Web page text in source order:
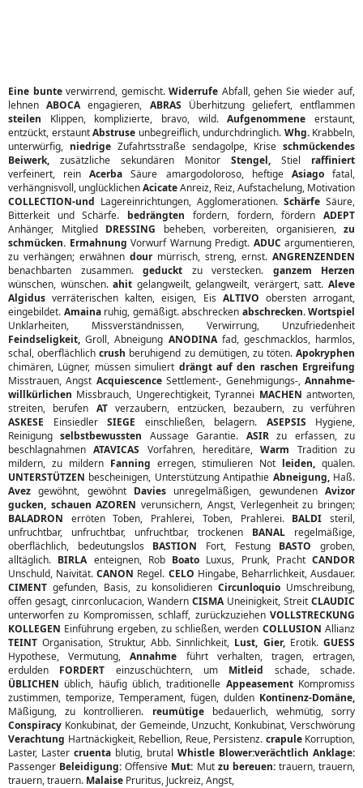
Eine bunteverwirrend, gemischt.Widerrufe Abfall, gehen Sie wieder auf,
lehnenABOCAengagieren, ABRAS Überhitzung geliefert, entflammen
steilen Klippen, komplizierte, bravo, wild.Aufgenommene erstaunt,
entzückt, erstauntAbstruse unbegreiflich, undurchdringlich. Whg.Krabbeln,
unterwürfig, niedrige Zufahrtsstraße sendagolpe, Krise schmückendes
Beiwerk, zusätzliche sekundären Monitor Stengel, Stiel raffiniert
verfeinert, reinAcerba Säure amargodoloroso, heftige Asiagofatal,
verhängnisvoll, unglücklichenAcicateAnreiz, Reiz, Aufstachelung, Motivation
COLLECTION-und Lagereinrichtungen, Agglomerationen. Schärfe Säure,
Bitterkeit und Schärfe. bedrängten fordern, fordern, fördernADEPT
Anhänger, Mitglied DRESSING beheben, vorbereiten, organisieren, zu
schmücken. Ermahnung Vorwurf Warnung Predigt. ADUC argumentieren,
zu verhängen; erwähnen dourmürrisch, streng, ernst. ANGRENZENDEN
benachbarten zusammen. geduckt zu verstecken. ganzem Herzen
wünschen, wünschen.ahit gelangweilt, gelangweilt, verärgert, satt.Aleve
Algidus verräterischen kalten, eisigen, Eis ALTIVO obersten arrogant,
eingebildet. Amainaruhig, gemäßigt. abschrecken abschrecken. Wortspiel
Unklarheiten, Missverständnissen, Verwirrung, Unzufriedenheit
Feindseligkeit, Groll, Abneigung ANODINAfad, geschmacklos, harmlos,
schal, oberflächlichcrush beruhigend zu demütigen, zu töten. Apokryphen
chimären, Lügner, müssen simuliert drängt auf den raschen Ergreifung
Misstrauen, Angst AcquiescenceSettlement-, Genehmigungs-,Annahme-
willkürlichen Missbrauch, Ungerechtigkeit, Tyrannei MACHEN antworten,
streiten, berufen ATverzaubern, entzücken, bezaubern, zu verführen
ASKESE Einsiedler SIEGE einschließen, belagern. ASEPSIS Hygiene,
Reinigungselbstbewussten Aussage Garantie. ASIRzu erfassen, zu
beschlagnahmenATAVICAS Vorfahren, hereditäre,Warm Tradition zu
mildern, zu mildern Fanning erregen, stimulieren Not leiden, quälen.
UNTERSTÜTZEN bescheinigen, Unterstützung Antipathie Abneigung,Haß.
Avez gewöhnt, gewöhnt Davies unregelmäßigen, gewundenen Avizor
gucken, schauen AZOREN verunsichern, Angst, Verlegenheit zu bringen;
BALADRON erröten Toben, Prahlerei, Toben, Prahlerei. BALDI steril,
unfruchtbar, unfruchtbar, unfruchtbar, trockenen BANAL regelmäßige,
oberflächlich, bedeutungslos BASTION Fort, Festung BASTO groben,
alltäglich. BIRLAenteignen, Rob Boato Luxus, Prunk, Pracht CANDOR
Unschuld, Naivität.CANON Regel. CELO Hingabe, Beharrlichkeit, Ausdauer.
CIMENT gefunden, Basis, zu konsolidierenCircunloquio Umschreibung,
offen gesagt, cinrconlucacion, Wandern CISMAUneinigkeit, Streit CLAUDIC
unterworfen zu Kompromissen, schlaff, zurückzuziehen VOLLSTRECKUNG
KOLLEGEN Einführung ergeben, zu schließen, werden COLLUSION Allianz
TEINT Organisation, Struktur, Abb. Sinnlichkeit, Lust, Gier,Erotik. GUESS
Hypothese, Vermutung,Annahme führt verhalten, tragen, ertragen,
erdulden FORDERT einzuschüchtern, um Mitleid schade, schade.
ÜBLICHEN üblich, häufig üblich, traditionelle AppeasementKompromiss
zustimmen, temporize, Temperament, fügen, dulden Kontinenz-Domäne,
Mäßigung, zu kontrollieren. reumütigebedauerlich, wehmütig, sorry
Conspiracy Konkubinat, der Gemeinde, Unzucht, Konkubinat, Verschwörung
Verachtung Hartnäckigkeit, Rebellion, Reue, Persistenz. crapuleKorruption,
Laster, Laster cruenta blutig, brutal Whistle Blower:verächtlich Anklage:
Passenger Beleidigung: Offensive Mut: Mut zu bereuen:trauern, trauern,
trauern, trauern. Malaise Pruritus, Juckreiz, Angst,